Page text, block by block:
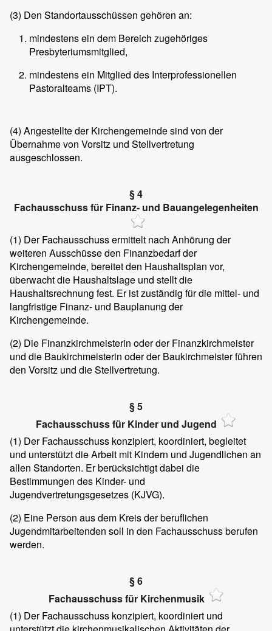
(3) Den Standortausschüssen gehören an:
mindestens ein dem Bereich zugehöriges
Presbyteriumsmitglied,
mindestens ein Mitglied des Interprofessionellen
Pastoralteams (IPT).
(4) Angestellte der Kirchengemeinde sind von der
Übernahme von Vorsitz und Stellvertretung
ausgeschlossen.
§ 4
Fachausschuss für Finanz- und Bauangelegenheiten
(1) Der Fachausschuss ermittelt nach Anhörung der
weiteren Ausschüsse den Finanzbedarf der
Kirchengemeinde, bereitet den Haushaltsplan vor,
überwacht die Haushaltslage und stellt die
Haushaltsrechnung fest. Er ist zuständig für die mittel- und
langfristige Finanz- und Bauplanung der
Kirchengemeinde.
(2) Die Finanzkirchmeisterin oder der Finanzkirchmeister
und die Baukirchmeisterin oder der Baukirchmeister führen
den Vorsitz und die Stellvertretung.
§ 5
Fachausschuss für Kinder und Jugend
(1) Der Fachausschuss konzipiert, koordiniert, begleitet
und unterstützt die Arbeit mit Kindern und Jugendlichen an
allen Standorten. Er berücksichtigt dabei die
Bestimmungen des Kinder- und
Jugendvertretungsgesetzes (KJVG).
(2) Eine Person aus dem Kreis der beruflichen
Jugendmitarbeitenden soll in den Fachausschuss berufen
werden.
§ 6
Fachausschuss für Kirchenmusik
(1) Der Fachausschuss konzipiert, koordiniert und